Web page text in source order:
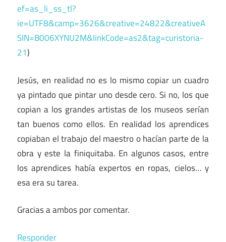
ef=as_li_ss_tl?
ie=UTF8&camp=3626&creative=24822&creativeA
SIN=B006XYNU2M&linkCode=as2&tag=curistoria-
21)
Jesús, en realidad no es lo mismo copiar un cuadro
ya pintado que pintar uno desde cero. Si no, los que
copian a los grandes artistas de los museos serían
tan buenos como ellos. En realidad los aprendices
copiaban el trabajo del maestro o hacían parte de la
obra y este la finiquitaba. En algunos casos, entre
los aprendices había expertos en ropas, cielos… y
esa era su tarea.
Gracias a ambos por comentar.
Responder